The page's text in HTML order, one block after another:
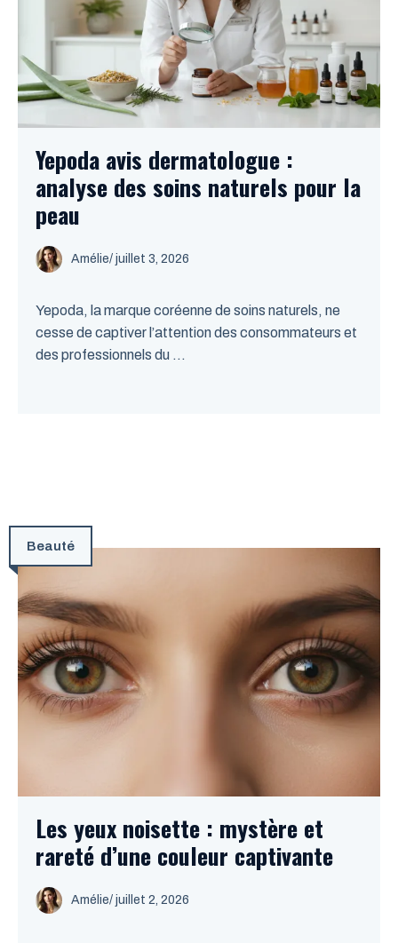
Yepoda avis dermatologue :
analyse des soins naturels pour la
peau
Amélie/ juillet 3, 2026
Yepoda, la marque coréenne de soins naturels, ne
cesse de captiver l’attention des consommateurs et
des professionnels du ...
Beauté
Les yeux noisette : mystère et
rareté d’une couleur captivante
Amélie/ juillet 2, 2026